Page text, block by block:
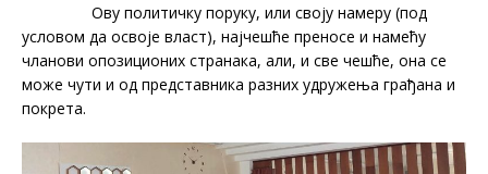
Ову политичку поруку, или своју намеру (под
условом да освоје власт), најчешће преносе и намећу
чланови опозиционих странака, али, и све чешће, она се
може чути и од представника разних удружења грађана и
покрета.